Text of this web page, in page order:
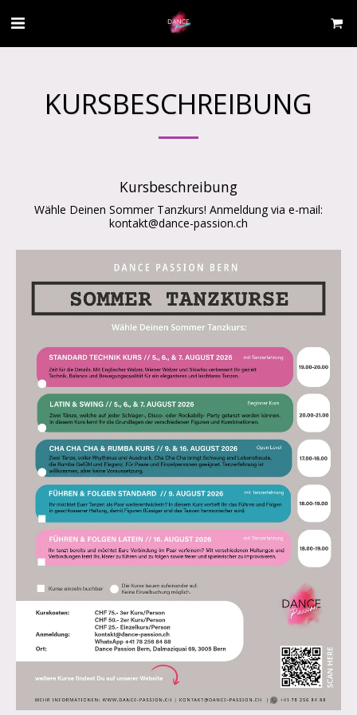
KURSBESCHREIBUNG
Kursbeschreibung
Wähle Deinen Sommer Tanzkurs! Anmeldung via e-mail:
kontakt@dance-passion.ch